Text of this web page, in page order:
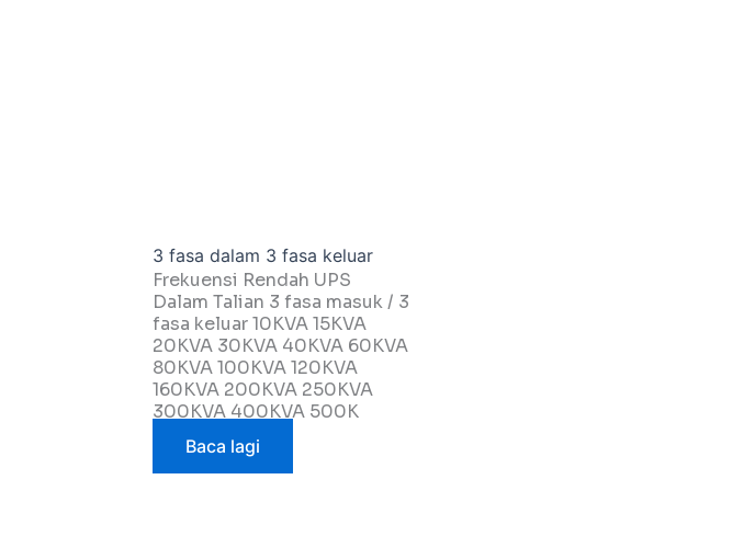
3 fasa dalam 3 fasa keluar
Frekuensi Rendah UPS
Dalam Talian 3 fasa masuk / 3
fasa keluar 10KVA 15KVA
20KVA 30KVA 40KVA 60KVA
80KVA 100KVA 120KVA
160KVA 200KVA 250KVA
300KVA 400KVA 500K
Baca lagi